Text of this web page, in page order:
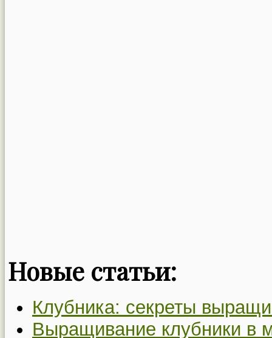
Новые статьи:
Клубника: секреты
Выращивание клубники в